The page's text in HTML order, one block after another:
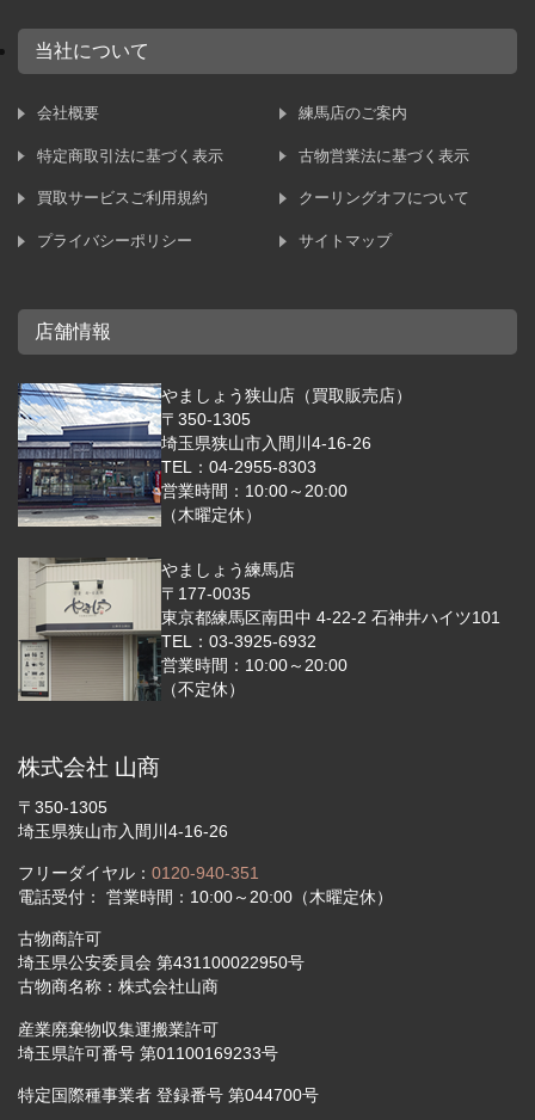
当社について
会社概要 練馬店のご案内
特定商取引法に基づく表示 古物営業法に基づく表示
買取サービスご利用規約 クーリングオフについて
プライバシーポリシー サイトマップ
店舗情報
やましょう狭山店（買取販売店）
〒350-1305
埼玉県狭山市入間川4-16-26
TEL：04-2955-8303
営業時間：10:00～20:00
（木曜定休）
やましょう練馬店
〒177-0035
東京都練馬区南田中 4-22-2 石神井ハイツ101
TEL：03-3925-6932
営業時間：10:00～20:00
（不定休）
株式会社 山商
〒350-1305
埼玉県狭山市入間川4-16-26
フリーダイヤル： 0120-940-351
電話受付： 営業時間：10:00～20:00（木曜定休）
古物商許可
埼玉県公安委員会 第431100022950号
古物商名称：株式会社山商
産業廃棄物収集運搬業許可
埼玉県許可番号 第01100169233号
特定国際種事業者 登録番号 第044700号